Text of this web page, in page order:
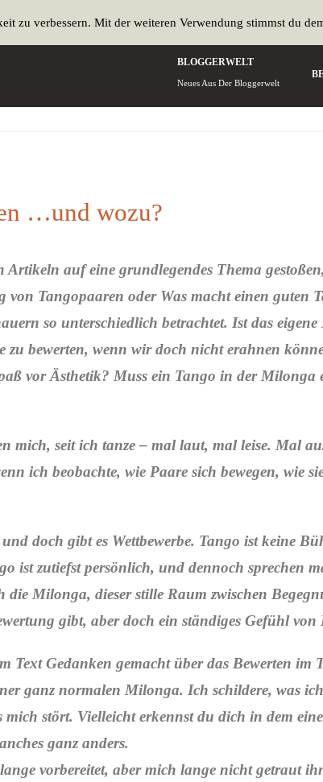
BLOGGERWELT
Neues Aus Der Bloggerwelt
…und wozu?
Artikeln auf eine grundlegendes Thema
von Tangopaaren oder Was macht einen guten
so unterschiedlich betrachtet. Ist das
zu bewerten, wenn wir doch nicht erahnen
vor Ästhetik? Muss ein Tango in der Milonga
mich, seit ich tanze – mal laut, mal leise. Mal
ich beobachte, wie Paare sich bewegen, wie
doch gibt es Wettbewerbe. Tango ist keine
ist zutiefst persönlich, und dennoch sprechen
die Milonga, dieser stille Raum zwischen
gibt, aber doch ein ständiges Gefühl
Text Gedanken gemacht über das Bewerten im
ganz normalen Milonga. Ich schildere, was
stört. Vielleicht erkennst du dich in dem
ganz anders.
vorbereitet, aber mich lange nicht getraut
zu verbessern. Mit der weiteren Verwendung stimmst du